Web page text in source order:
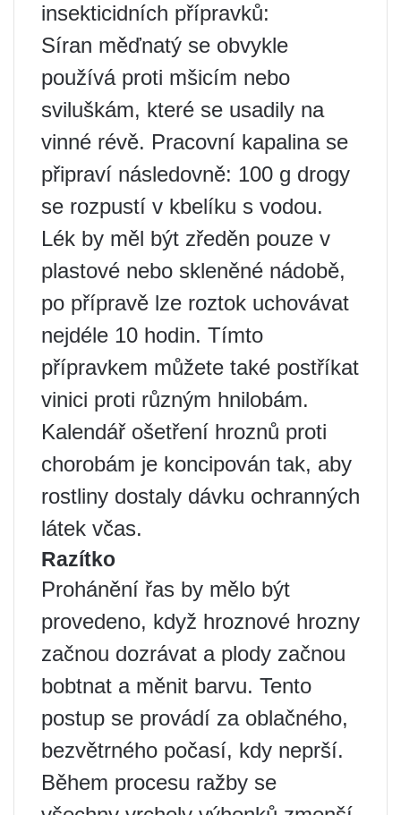
insekticidních přípravků:
Síran měďnatý se obvykle
používá proti mšicím nebo
sviluškám, které se usadily na
vinné révě. Pracovní kapalina se
připraví následovně: 100 g drogy
se rozpustí v kbelíku s vodou.
Lék by měl být zředěn pouze v
plastové nebo skleněné nádobě,
po přípravě lze roztok uchovávat
nejdéle 10 hodin. Tímto
přípravkem můžete také postříkat
vinici proti různým hnilobám.
Kalendář ošetření hroznů proti
chorobám je koncipován tak, aby
rostliny dostaly dávku ochranných
látek včas.
Razítko
Prohánění řas by mělo být
provedeno, když hroznové hrozny
začnou dozrávat a plody začnou
bobtnat a měnit barvu. Tento
postup se provádí za oblačného, ​​
bezvětrného počasí, kdy neprší.
Během procesu ražby se